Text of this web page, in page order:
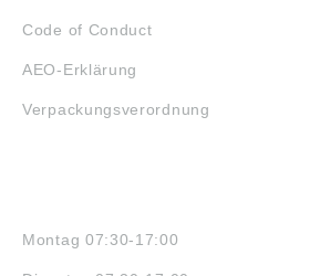
Code of Conduct
AEO-Erklärung
Verpackungsverordnung
Montag 07:30-17:00